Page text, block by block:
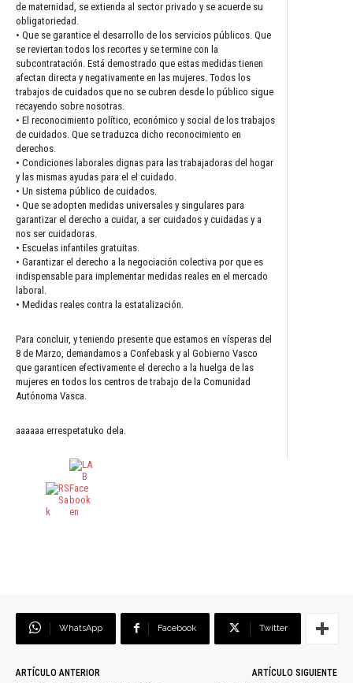
de maternidad, se extienda al sector privado y se acuerde su
obligatoriedad.
• Que se garantice el desarrollo de los servicios públicos. Que
se reviertan todos los recortes y se termine con la
subcontratación. Está demostrado que estas medidas tienen
afectan directa y negativamente en las mujeres. Todos los
trabajos de cuidados que no se cubren desde lo público sigue
recayendo sobre nosotras.
• El reconocimiento político, económico y social de los trabajos
de cuidados. Que se traduzca dicho reconocimiento en
derechos.
• Condiciones laborales dignas para las trabajadoras del hogar
y las mismas ayudas para el el cuidado.
• Un sistema público de cuidados.
• Que se adopten medidas universales y singulares para
garantizar el derecho a cuidar, a ser cuidados y cuidadas y a
nos ser cuidadoras.
• Escuelas infantiles gratuitas.
• Garantizar el derecho a la negociación colectiva por que es
indispensable para implementar medidas reales en el mercado
laboral.
• Medidas reales contra la estatalización.
Para concluir, y teniendo presente que estamos en vísperas del
8 de Marzo, demandamos a Confebask y al Gobierno Vasco
que garanticen efectivamente el derecho a la huelga de las
mujeres en todos los centros de trabajo de la Comunidad
Autónoma Vasca.
aaaaaa errespetatuko dela.
WhatsApp Facebook Twitter
ARTÍCULO ANTERIOR
ARTÍCULO SIGUIENTE